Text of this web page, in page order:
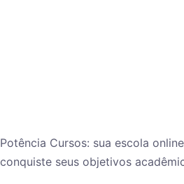
Potência Cursos: sua escola
conquiste seus objetivos